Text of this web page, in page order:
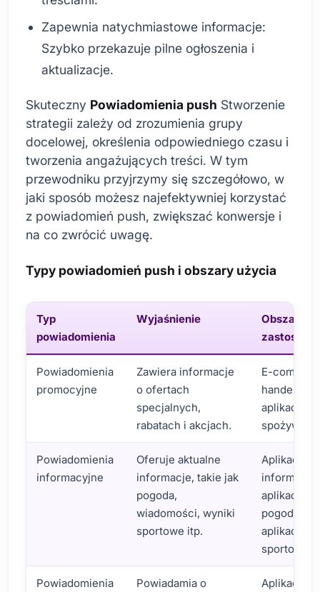
Zapewnia natychmiastowe informacje:
Szybko przekazuje pilne ogłoszenia i
aktualizacje.
Skuteczny Powiadomienia push Stworzenie
strategii zależy od zrozumienia grupy
docelowej, określenia odpowiedniego czasu i
tworzenia angażujących treści. W tym
przewodniku przyjrzymy się szczegółowo, w
jaki sposób możesz najefektywniej korzystać
z powiadomień push, zwiększać konwersje i
na co zwrócić uwagę.
Typy powiadomień push i obszary użycia
Typ
powiadomienia
Wyjaśnienie
Obszary
Powiadomienia
promocyjne
Zawiera informacje
o ofertach
specjalnych,
rabatach i akcjach.
E-
handel
aplikacje
spożywcze
Powiadomienia
informacyjne
Oferuje aktualne
informacje, takie jak
pogoda,
wiadomości, wyniki
sportowe itp.
Aplikacje
aplikacje
pogodowe,
aplikacje
sportowe
Powiadomienia
Powiadamia o
Aplikacje